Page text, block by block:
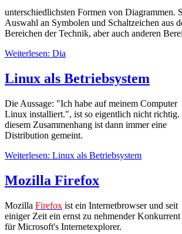
unterschiedlichsten Formen von Diagrammen.
Auswahl an Symbolen und Schaltzeichen aus
Bereichen der Technik, aber auch anderen
Weiterlesen: Dia
Linux als Betriebsystem
Die Aussage: "Ich habe auf meinem Computer
Linux installiert.", ist so eigentlich nicht richtig.
diesem Zusammenhang ist dann immer eine
Distribution gemeint.
Weiterlesen: Linux als Betriebsystem
Mozilla Firefox
Mozilla Firefox ist ein Internetbrowser und seit
einiger Zeit ein ernst zu nehmender Konkurrent
für Microsoft's Internetexplorer.